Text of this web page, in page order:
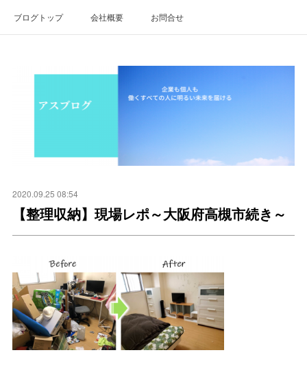
ブログトップ 会社概要 お問合せ
2020.09.25 08:54
【整理収納】現場レポ～大阪府高槻市続き～